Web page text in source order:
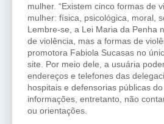
mulher. “Existem cinco formas de
mulher: física, psicológica, moral,
Lembre-se, a Lei Maria da Penha
de violência, mas a formas de
promotora Fabiola Sucasas no
site. Por meio dele, a usuária
endereços e telefones das
hospitais e defensorias públicas
informações, entretanto, não
ou orientações.